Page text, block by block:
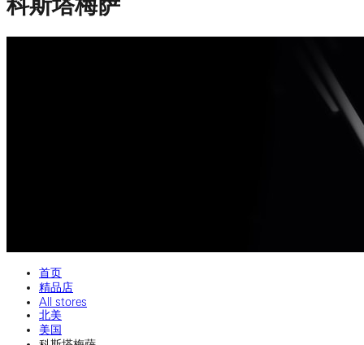
首页
精品店
All stores
北美
美国